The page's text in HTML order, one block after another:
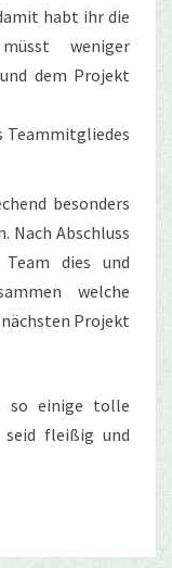
habt ihr die
weniger
dem Projekt
Teammitgliedes
besonders
Nach Abschluss
dies und
welche
Projekt
so einige tolle
seid fleißig und